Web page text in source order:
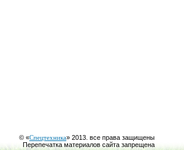
© «Спецтехника» 2013. все права защищены
Перепечатка материалов сайта запрещена